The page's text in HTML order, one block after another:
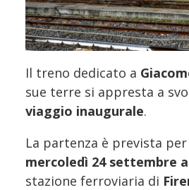
Il treno dedicato a
sue terre si appresta a
viaggio inaugurale.
La partenza è prevista per
mercoledì 24 settembre
stazione ferroviaria di